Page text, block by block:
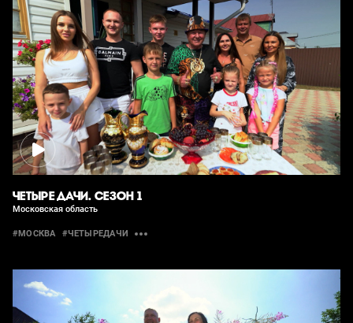
ЧЕТЫРЕ ДАЧИ. СЕЗОН 1
Московская область
#МОСКВА #ЧЕТЫРЕДАЧИ